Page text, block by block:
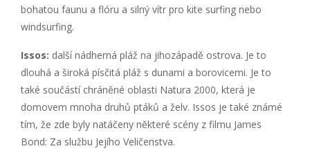
bohatou faunu a flóru a silný vítr pro kite surfing nebo
windsurfing.
Issos: další nádherná pláž na jihozápadě ostrova. Je to
dlouhá a široká písčitá pláž s dunami a borovicemi. Je to
také součástí chráněné oblasti Natura 2000, která je
domovem mnoha druhů ptáků a želv. Issos je také známé
tím, že zde byly natáčeny některé scény z filmu James
Bond: Za službu Jejího Veličenstva.